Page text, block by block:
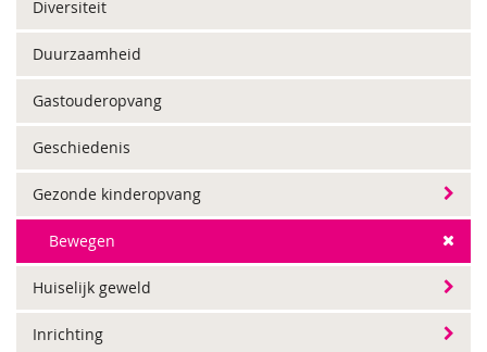
Diversiteit
Duurzaamheid
Gastouderopvang
Geschiedenis
Gezonde kinderopvang
Bewegen
Huiselijk geweld
Inrichting